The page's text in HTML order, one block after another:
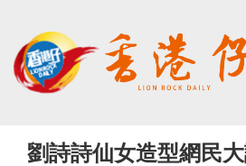
劉詩詩仙女造型網民